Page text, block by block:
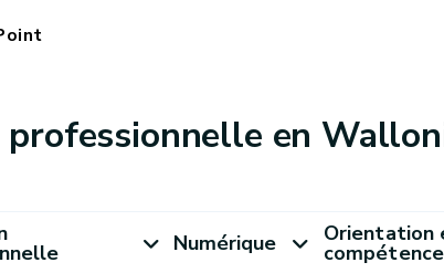
en
Numérique Orientation